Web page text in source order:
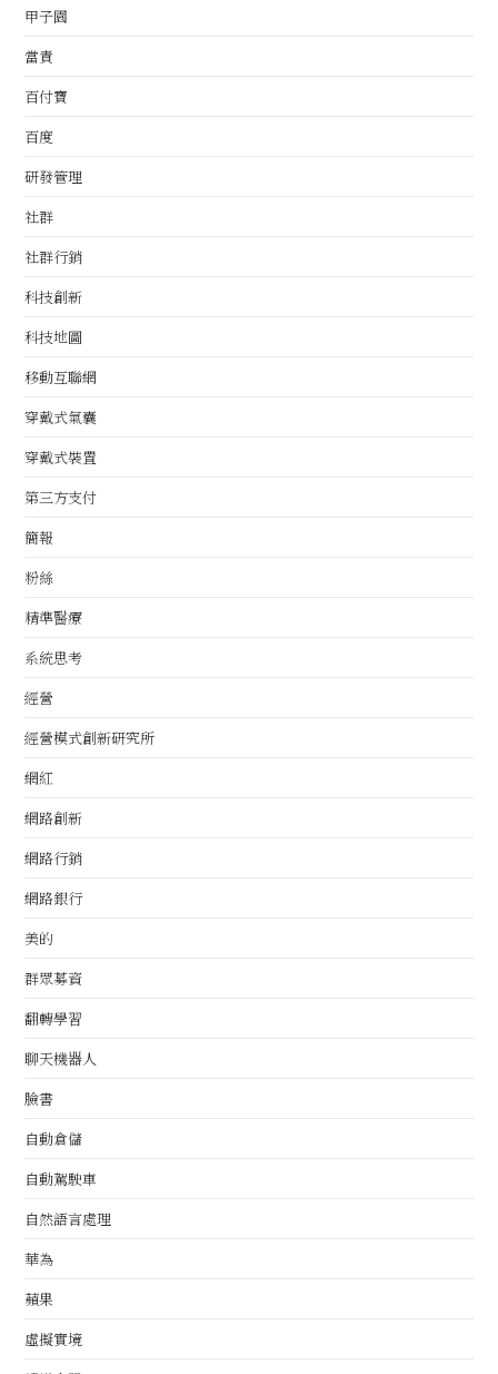
甲子園
當責
百付寶
百度
研發管理
社群
社群行銷
科技創新
科技地圖
移動互聯網
穿戴式氣囊
穿戴式裝置
第三方支付
簡報
粉絲
精準醫療
系統思考
經營
經營模式創新研究所
網紅
網路創新
網路行銷
網路銀行
美的
群眾募資
翻轉學習
聊天機器人
臉書
自動倉儲
自動駕駛車
自然語言處理
華為
蘋果
虛擬實境